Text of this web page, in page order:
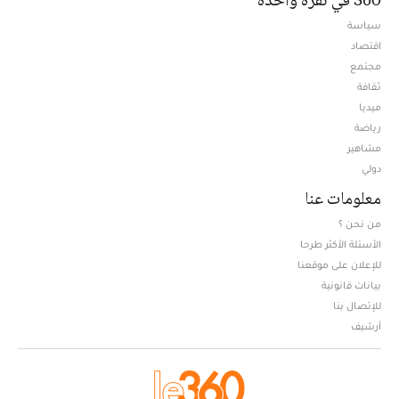
سياسة
اقتصاد
مجتمع
ثقافة
ميديا
رياضة
مشاهير
دولي
معلومات عنا
من نحن ؟
الأسئلة الأكثر طرحا
للإعلان على موقعنا
بيانات قانونية
للإتصال بنا
أرشيف